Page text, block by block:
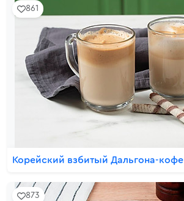
861
Корейский взбитый Дальгона-кофе
873